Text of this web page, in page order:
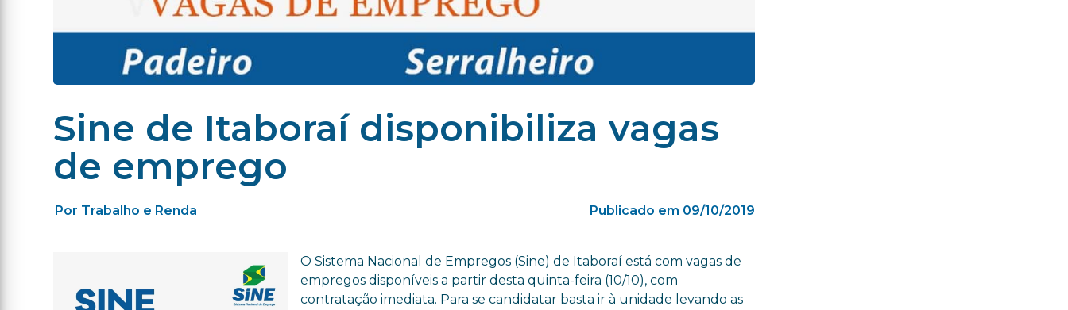
Sine de Itaboraí disponibiliza vagas
de emprego
Por Trabalho e Renda Publicado em 09/10/2019
O Sistema Nacional de Empregos (Sine) de Itaboraí está com vagas de
empregos disponíveis a partir desta quinta-feira (10/10), com
contratação imediata. Para se candidatar basta ir à unidade levando as